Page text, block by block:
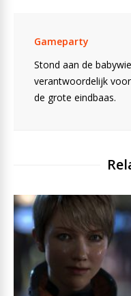
Gameparty
Stond aan de
verantwoordelijk
de grote eindbaas.